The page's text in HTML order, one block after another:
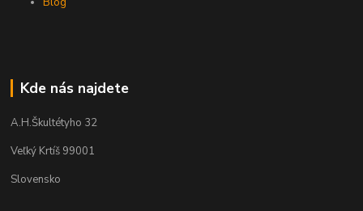
Kde nás najdete
A.H.Škultétyho 32
Veľký Krtíš 99001
Slovensko